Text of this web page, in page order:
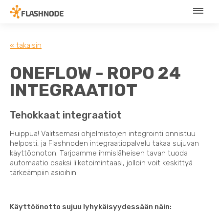
« takaisin
ONEFLOW - ROPO 24
INTEGRAATIOT
Tehokkaat integraatiot
Huippua! Valitsemasi ohjelmistojen integrointi onnistuu
helposti, ja Flashnoden integraatiopalvelu takaa sujuvan
käyttöönoton. Tarjoamme ihmisläheisen tavan tuoda
automaatio osaksi liiketoimintaasi, jolloin voit keskittyä
tärkeämpiin asioihin.
Käyttöönotto sujuu lyhykäisyydessään näin: